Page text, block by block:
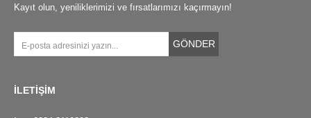
Kayıt olun, yeniliklerimizi ve fırsatlarımızı kaçırmayın!
GÖNDER
İLETİŞİM